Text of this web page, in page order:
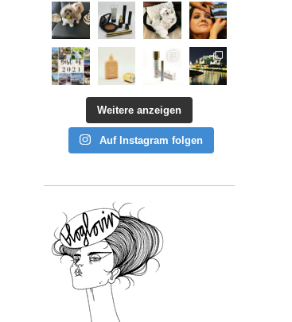
Weitere anzeigen
Auf Instagram folgen